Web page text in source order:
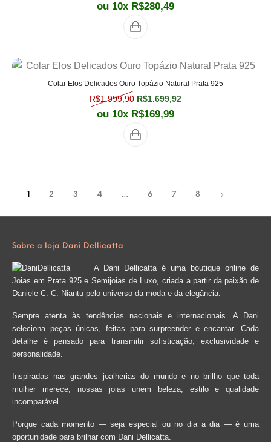
ou 10x R$280,49
Colar Elos Delicados Ouro Topázio Natural Prata 925
R$1.999,90 O preço original era: R$1.999,90.
R$1.699,92
ou 10x R$169,99
1 2 3 4 … 6 7 8
Sobre a loja Dani Dellicatta
A Dani Dellicatta é uma boutique online de
Joias em Prata 925 e Semijoias de Luxo, criada a partir da paixão de
Daniele C. C. Niantu pelo universo da moda e da elegância.
Sempre atenta às tendências nacionais e internacionais. A Dani
seleciona peças únicas, feitas para surpreender e encantar. Cada
detalhe é pensado para transmitir sofisticação, exclusividade e
personalidade.
Inspiradas nas grandes joalherias do mundo e no brilho que toda
mulher merece, nossas joias unem beleza, estilo e qualidade
incomparável.
Porque cada momento — seja especial ou no dia a dia — é uma
oportunidade para brilhar com Dani Dellicatta.